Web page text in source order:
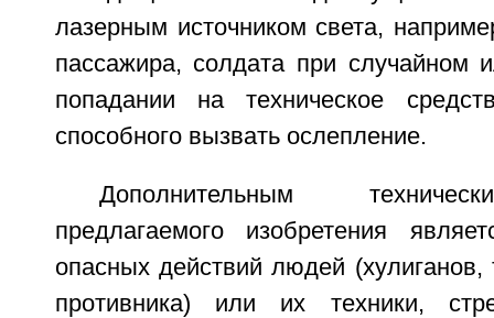
лазерным источником света,
пассажира, солдата при случайном
попадании на техническое
способного вызвать ослепление.
Дополнительным
предлагаемого изобретения
опасных действий людей (хулиганов,
противника) или их техники,